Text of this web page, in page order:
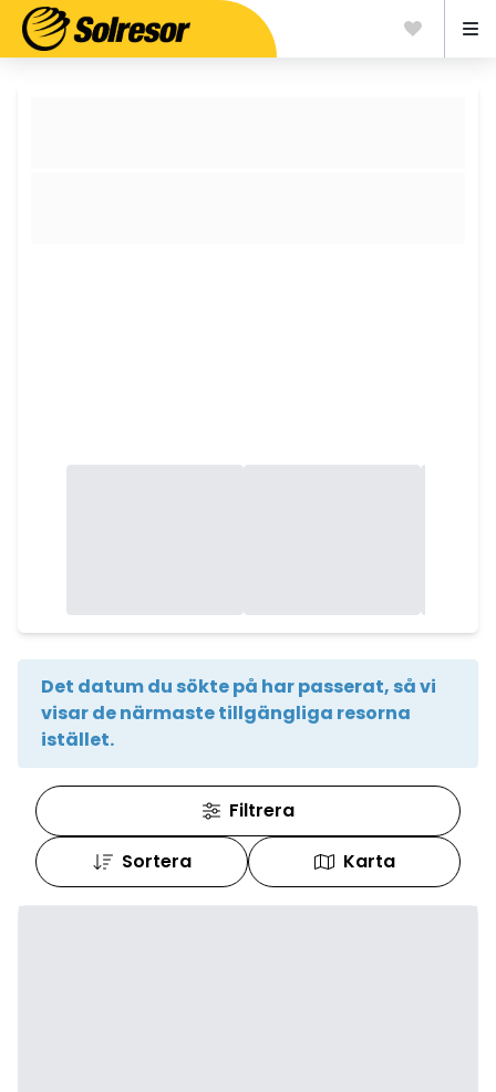
Det datum du sökte på har passerat, så vi
visar de närmaste tillgängliga resorna
istället.
Filtrera
Sortera
Karta